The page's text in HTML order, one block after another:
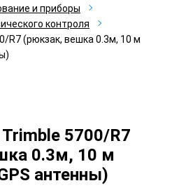
и приборы
контроля
R7 (рюкзак, вешка 0.3м, 10 м
5700/R7
0.3м, 10 м
антенны)